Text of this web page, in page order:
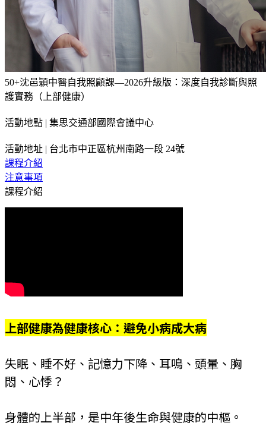
50+沈邑穎中醫自我照顧課—2026升級版：深度自我診斷與照
護實務（上部健康）
活動地點 | 集思交通部國際會議中心
活動地址 | 台北市中正區杭州南路一段 24號
課程介紹
注意事項
課程介紹
上部健康為健康核心：避免小病成大病
失眠、睡不好、記憶力下降、耳鳴、頭暈、胸
悶、心悸？
身體的上半部，是中年後生命與健康的中樞。